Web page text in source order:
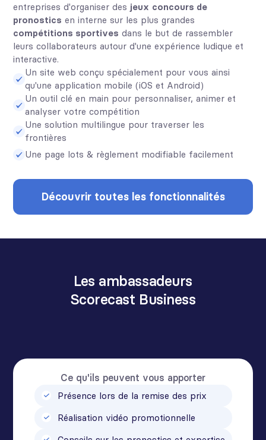
entreprises d'organiser des jeux concours de
pronostics en interne sur les plus grandes
compétitions sportives dans le but de rassembler
leurs collaborateurs autour d'une expérience ludique et
interactive.
Un site web conçu spécialement pour vous ainsi
qu'une application mobile (iOS et Android)
Un outil clé en main pour personnaliser, animer et
analyser votre compétition
Une solution multilingue pour traverser les
frontières
Une page lots & règlement modifiable facilement
Découvrir toutes les fonctionnalités
Les ambassadeurs
Scorecast Business
Ce qu'ils peuvent vous apporter
Présence lors de la remise des prix
Réalisation vidéo promotionnelle